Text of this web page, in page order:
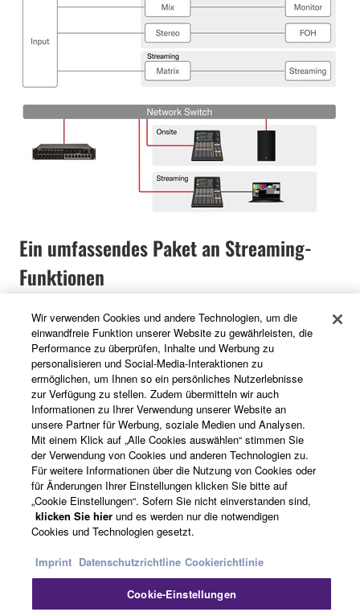
Ein umfassendes Paket an Streaming-
Funktionen
Die DM3-Serie vereint alle für das Streaming
erforderlichen Funktionen in einem kompakten
Gehäuse. Die Konsolen sind mit zahlreichen analogen
Ein- und Ausgängen und USB-Anschlüssen
ausgestattet. Diese ermöglichen es, den Mix direkt an
einen Computer mit einer Streaming-Software zu
übertragen. Das völlig flexible Audio-Routing bietet ein
maximales Maß an Freiheit und ermöglicht etwa das
separate Mischen von Audio für die Beschallung vor Ort
und für das Streaming.
Darüber hinaus eignet sich das mit Dante ausgestattete
DM3* sowohl für den Standalone-Betrieb, als auch für
die Verwendung als Teil eines größeren Streaming-
Systems mit mehreren Konsolen. Wenn Sie
beispielsweise zwei DM3-Einheiten verwenden, kann
Wir verwenden Cookies und andere Technologien, um die
einwandfreie Funktion unserer Website zu gewährleisten, die
Performance zu überprüfen, Inhalte und Werbung zu
personalisieren und Social-Media-Interaktionen zu
ermöglichen, um Ihnen so ein persönliches Nutzerlebnisse
zur Verfügung zu stellen. Zudem übermitteln wir auch
Informationen zu Ihrer Verwendung unserer Website an
unsere Partner für Werbung, soziale Medien und Analysen.
Mit einem Klick auf „Alle Cookies auswählen“ stimmen Sie
der Verwendung von Cookies und anderen Technologien zu.
Für weitere Informationen über die Nutzung von Cookies oder
für Änderungen Ihrer Einstellungen klicken Sie bitte auf
„Cookie Einstellungen“. Sofern Sie nicht einverstanden sind,
klicken Sie hierund es werden nur die notwendigen
Cookies und Technologien gesetzt.
Imprint Datenschutzrichtline Cookierichtlinie
Cookie-Einstellungen